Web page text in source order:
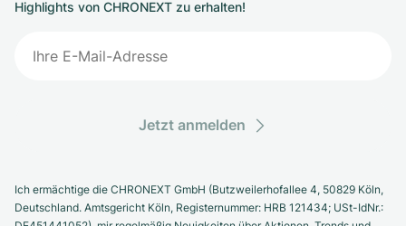
Highlights von CHRONEXT zu erhalten!
Jetzt anmelden
Ich ermächtige die CHRONEXT GmbH (Butzweilerhofallee 4, 50829 Köln,
Deutschland. Amtsgericht Köln, Registernummer: HRB 121434; USt-IdNr.: